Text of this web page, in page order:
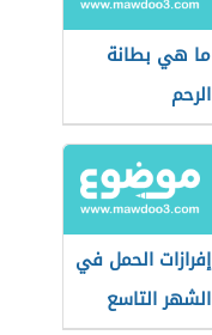
ما هي بطانة
الرحم
إفرازات الحمل في
الشهر التاسع